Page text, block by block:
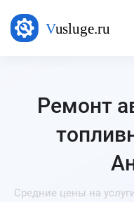
Ремонт
Средние цены на